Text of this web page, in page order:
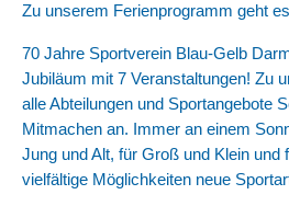
Zu unserem Ferienprogramm geht es
70 Jahre Sportverein Blau-Gelb
Jubiläum mit 7 Veranstaltungen! Zu
alle Abteilungen und Sportangebote
Mitmachen an. Immer an einem
Jung und Alt, für Groß und Klein und
vielfältige Möglichkeiten neue